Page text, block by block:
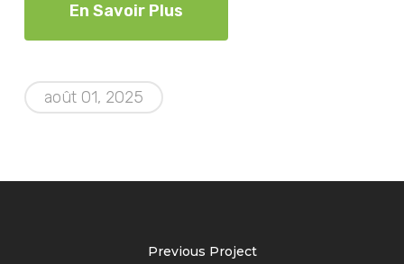
En Savoir Plus
août 01, 2025
Previous Project